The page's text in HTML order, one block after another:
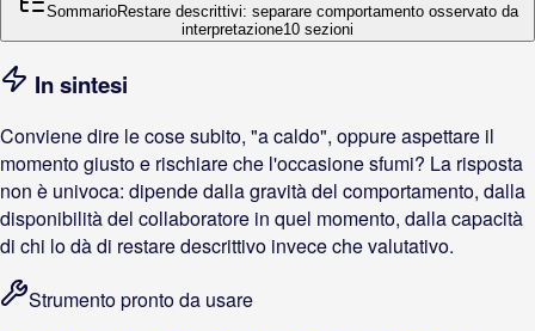
SommarioRestare descrittivi: separare comportamento osservato da
interpretazione10 sezioni
In sintesi
Conviene dire le cose subito, "a caldo", oppure aspettare il
momento giusto e rischiare che l'occasione sfumi? La risposta
non è univoca: dipende dalla gravità del comportamento, dalla
disponibilità del collaboratore in quel momento, dalla capacità
di chi lo dà di restare descrittivo invece che valutativo.
Strumento pronto da usare